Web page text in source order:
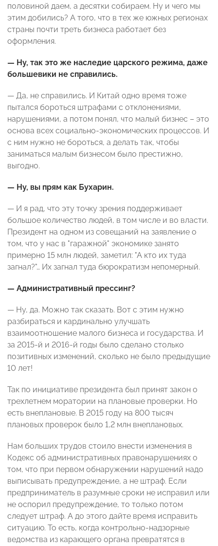
половиной даем, а десятки собираем. Ну и чего мы
этим добились? А того, что в тех же южных регионах
страны почти треть бизнеса работает без
оформления.
— Ну, так это же наследие царского режима, даже
большевики не справились.
— Да, не справились. И Китай одно время тоже
пытался бороться штрафами с отклонениями,
нарушениями, а потом понял, что малый бизнес – это
основа всех социально-экономических процессов. И
с ним нужно не бороться, а делать так, чтобы
заниматься малым бизнесом было престижно,
выгодно.
— Ну, вы прям как Бухарин.
— И я рад, что эту точку зрения поддерживает
большое количество людей, в том числе и во власти.
Президент на одном из совещаний на заявление о
том, что у нас в "гаражной" экономике занято
примерно 15 млн людей, заметил: "А кто их туда
загнал?"… Их загнал туда бюрократизм непомерный.
— Административный прессинг?
— Ну, да. Можно так сказать. Вот с этим нужно
разбираться и кардинально улучшать
взаимоотношение малого бизнеса и государства. И
за 2015-й и 2016-й годы было сделано столько
позитивных изменений, сколько не было предыдущие
10 лет!
Так по инициативе президента был принят закон о
трехлетнем моратории на плановые проверки. Но
есть внеплановые. В 2015 году на 800 тысяч
плановых проверок было 1,2 млн внеплановых.
Нам больших трудов стоило внести изменения в
Кодекс об административных правонарушениях о
том, что при первом обнаружении нарушений надо
выписывать предупреждение, а не штраф. Если
предприниматель в разумные сроки не исправил или
не оспорил предупреждение, то только потом
следует штраф. А до этого дайте время исправить
ситуацию. То есть, когда контрольно-надзорные
ведомства из карающего органа превратятся в